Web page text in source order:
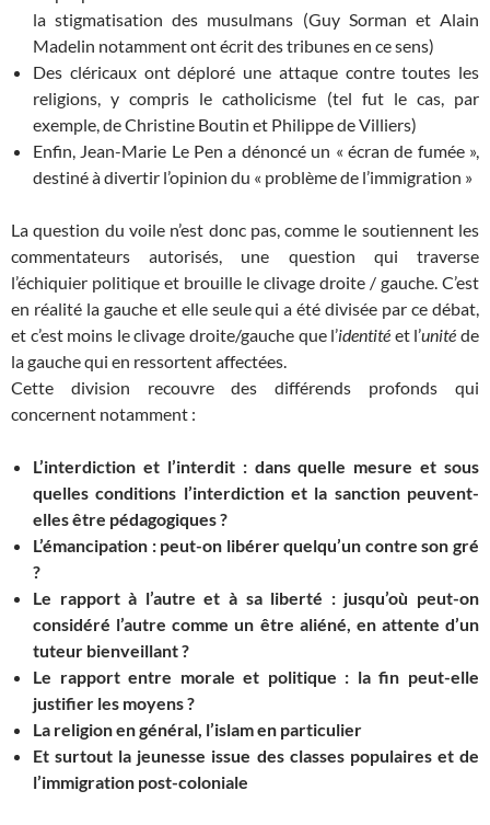
la stigmatisation des musulmans (Guy Sorman et Alain
Madelin notamment ont écrit des tribunes en ce sens)
Des cléricaux ont déploré une attaque contre toutes les
religions, y compris le catholicisme (tel fut le cas, par
exemple, de Christine Boutin et Philippe de Villiers)
Enfin, Jean-Marie Le Pen a dénoncé un « écran de fumée »,
destiné à divertir l’opinion du « problème de l’immigration »
La question du voile n’est donc pas, comme le soutiennent les
commentateurs autorisés, une question qui traverse
l’échiquier politique et brouille le clivage droite / gauche. C’est
en réalité la gauche et elle seule qui a été divisée par ce débat,
et c’est moins le clivage droite/gauche que l’identité et l’unité de
la gauche qui en ressortent affectées.
Cette division recouvre des différends profonds qui
concernent notamment :
L’interdiction et l’interdit : dans quelle mesure et sous
quelles conditions l’interdiction et la sanction peuvent-
elles être pédagogiques ?
L’émancipation : peut-on libérer quelqu’un contre son gré
?
Le rapport à l’autre et à sa liberté : jusqu’où peut-on
considéré l’autre comme un être aliéné, en attente d’un
tuteur bienveillant ?
Le rapport entre morale et politique : la fin peut-elle
justifier les moyens ?
La religion en général, l’islam en particulier
Et surtout la jeunesse issue des classes populaires et de
l’immigration post-coloniale